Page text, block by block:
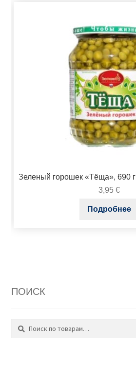
Зеленый горошек «Тёща», 690 г
3,95 €
Подробнее
ПОИСК
Поиск